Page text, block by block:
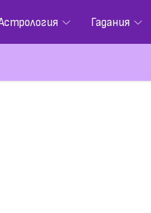
Гадания